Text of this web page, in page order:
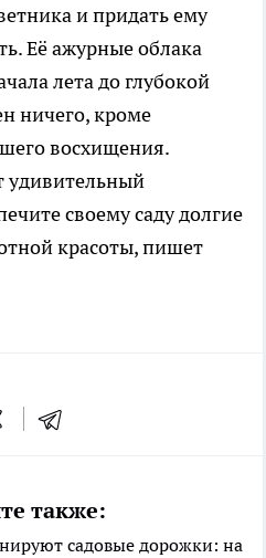
и придать ему
Её ажурные облака
лета до глубокой
ничего, кроме
восхищения.
удивительный
своему саду долгие
красоты, пишет
также:
садовые дорожки: на